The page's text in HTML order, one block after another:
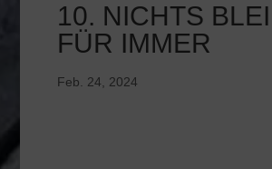
10. NICHTS
FÜR IMMER
Feb. 24, 2024